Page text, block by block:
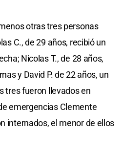
otras tres personas
C., de 29 años, recibió un
Nicolas T., de 28 años,
y David P. de 22 años, un
tres fueron llevados en
emergencias Clemente
internados, el menor de ellos